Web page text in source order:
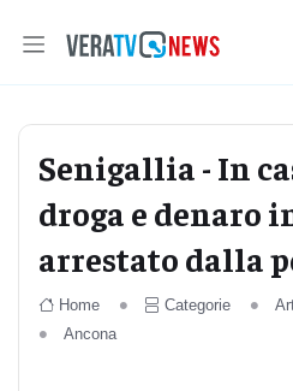
Senigallia - In
droga e denaro
arrestato dalla
Home Categorie
Ancona